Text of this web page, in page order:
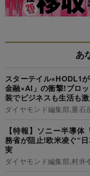
あ
スターテイル×HODL1
金融×AI」の衝撃!ブロ
装でビジネスも生活も
ダイヤモンド編集部,重石
【特報】ソニー半導
務省が阻止!欧米凌ぐ“
実
ダイヤモンド編集部,村井